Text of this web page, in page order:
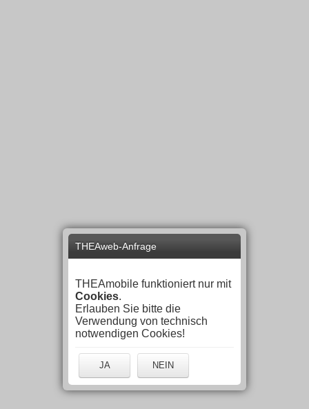
THEAweb-Anfrage
THEAmobile funktioniert nur mit
Cookies.
Erlauben Sie bitte die
Verwendung von technisch
notwendigen Cookies!
JA NEIN